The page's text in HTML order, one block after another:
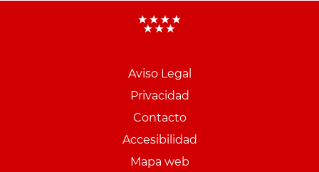
Aviso Legal
Privacidad
Contacto
Accesibilidad
Mapa web